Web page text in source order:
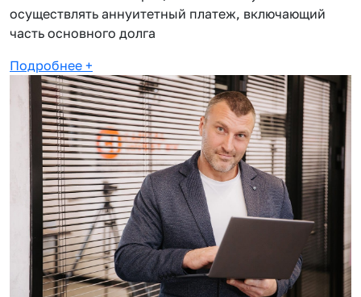
осуществлять аннуитетный платеж, включающий
часть основного долга
Подробнее +